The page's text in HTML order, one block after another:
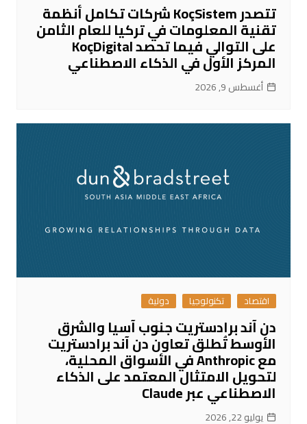
تتصدر KoçSistem شركات تكامل أنظمة
تقنية المعلومات في تركيا للعام الثامن
على التوالي فيما تحصد KoçDigital
المركز الأول في الذكاء الاصطناعي
أغسطس 9, 2026
اقتصاد تكنولوجيا دولية
دن آند برادستريت جنوب آسيا والشرق
الأوسط تُطلق تعاون دن آند برادستريت
مع Anthropic في الأسواق المحلية،
لتحويل الامتثال المعتمد على الذكاء
الاصطناعي عبر Claude
يوليو 22, 2026